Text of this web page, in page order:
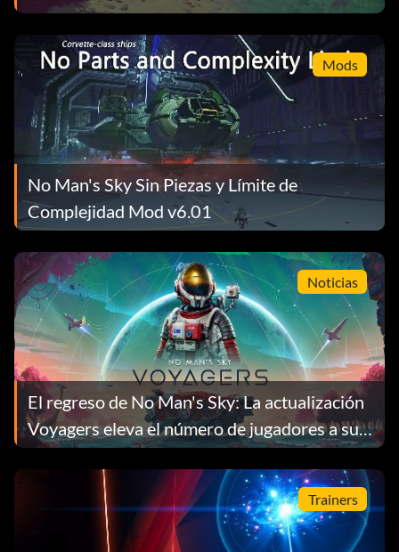
Mods
No Man's Sky Sin Piezas y Límite de
Complejidad Mod v6.01
Noticias
El regreso de No Man's Sky: La actualización
Voyagers eleva el número de jugadores a su
nivel más alto en 9 años
Trainers